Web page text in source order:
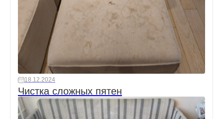
18.12.2024
Чистка сложных пятен